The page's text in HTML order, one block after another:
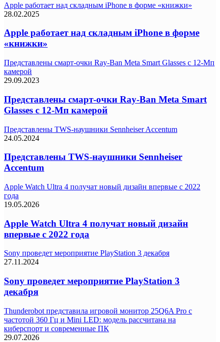
Apple работает над складным iPhone в форме «книжки»
28.02.2025
Apple работает над складным iPhone в форме
«книжки»
Представлены смарт-очки Ray-Ban Meta Smart Glasses с 12-Мп
камерой
29.09.2023
Представлены смарт-очки Ray-Ban Meta Smart
Glasses с 12-Мп камерой
Представлены TWS-наушники Sennheiser Accentum
24.05.2024
Представлены TWS-наушники Sennheiser
Accentum
Apple Watch Ultra 4 получат новый дизайн впервые с 2022
года
19.05.2026
Apple Watch Ultra 4 получат новый дизайн
впервые с 2022 года
Sony проведет мероприятие PlayStation 3 декабря
27.11.2024
Sony проведет мероприятие PlayStation 3
декабря
Thunderobot представила игровой монитор 25Q6A Pro с
частотой 360 Гц и Mini LED: модель рассчитана на
киберспорт и современные ПК
29.07.2026